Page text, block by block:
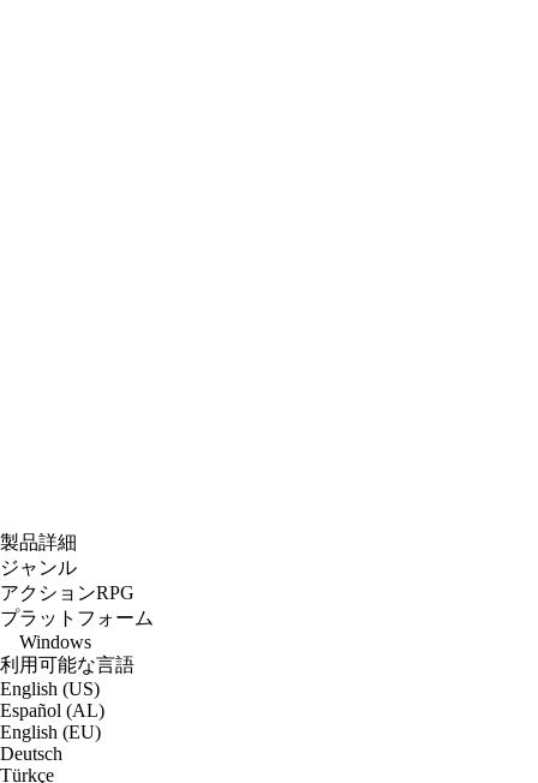
製品詳細
ジャンル
アクションRPG
プラットフォーム
Windows
利用可能な言語
English (US)
Español (AL)
English (EU)
Deutsch
Türkçe